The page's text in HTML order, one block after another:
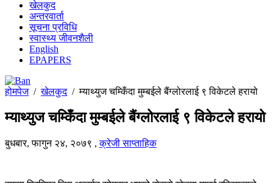
खेलकुद
अन्तरवार्ता
सूचना प्रविधि
स्वास्थ्य जीवनशैली
English
EPAPERS
होमपेज/खेलकुद/म्याथ्युज चम्किँदा मुम्बईले बैंग्लोरलाई ९ विकेटले हरायो
म्याथ्युज चम्किँदा मुम्बईले बैंग्लोरलाई ९ विकेटले हरायो
बुधबार, फागुन २४, २०७९ ,क्रेजी साप्ताहिक